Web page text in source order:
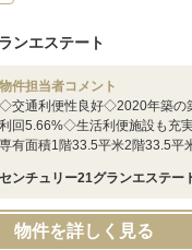
ンエステート
物件担当者コメント
◇交通利便性良好◇2020年築の
利回5.66%◇生活利便施設も充
専有面積1階33.5平米2階33.5平
センチュリー21グランエステ
物件を詳しく見る